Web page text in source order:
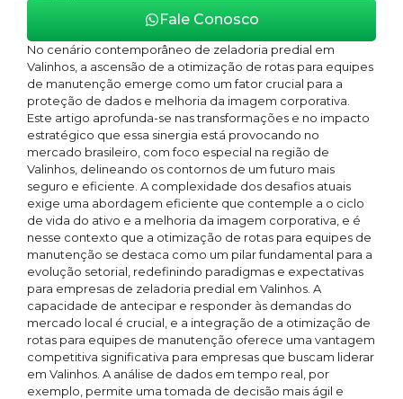
Fale Conosco
No cenário contemporâneo de zeladoria predial em
Valinhos, a ascensão de a otimização de rotas para equipes
de manutenção emerge como um fator crucial para a
proteção de dados e melhoria da imagem corporativa.
Este artigo aprofunda-se nas transformações e no impacto
estratégico que essa sinergia está provocando no
mercado brasileiro, com foco especial na região de
Valinhos, delineando os contornos de um futuro mais
seguro e eficiente. A complexidade dos desafios atuais
exige uma abordagem eficiente que contemple a o ciclo
de vida do ativo e a melhoria da imagem corporativa, e é
nesse contexto que a otimização de rotas para equipes de
manutenção se destaca como um pilar fundamental para a
evolução setorial, redefinindo paradigmas e expectativas
para empresas de zeladoria predial em Valinhos. A
capacidade de antecipar e responder às demandas do
mercado local é crucial, e a integração de a otimização de
rotas para equipes de manutenção oferece uma vantagem
competitiva significativa para empresas que buscam liderar
em Valinhos. A análise de dados em tempo real, por
exemplo, permite uma tomada de decisão mais ágil e